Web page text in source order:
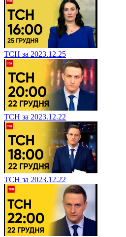
ТСН за 2023.12.25
ТСН за 2023.12.22
ТСН за 2023.12.22